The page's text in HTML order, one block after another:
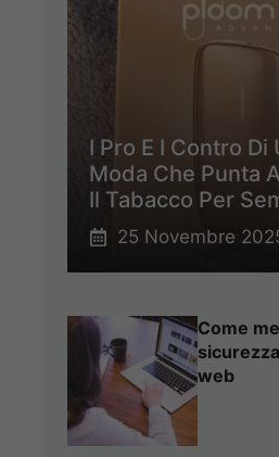
I Pro E I Contro Di
Moda Che Punta
Il Tabacco Per
25 Novembre
Come
web